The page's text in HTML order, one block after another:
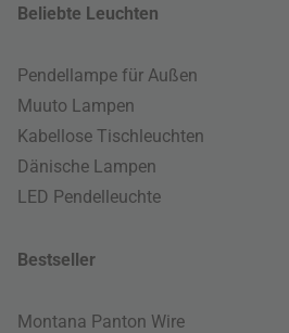
Beliebte Leuchten
Pendellampe für Außen
Muuto Lampen
Kabellose Tischleuchten
Dänische Lampen
LED Pendelleuchte
Bestseller
Montana Panton Wire